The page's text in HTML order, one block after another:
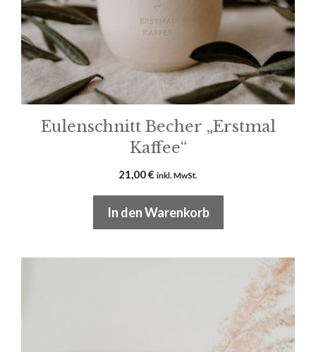
Eulenschnitt Becher „Erstmal
Kaffee“
21,00€ inkl. MwSt.
In den Warenkorb